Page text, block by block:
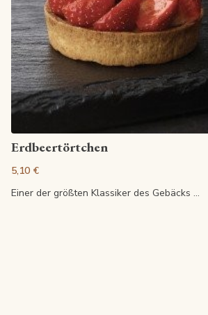
Erdbeertörtchen
5,10 €
Einer der größten Klassiker des Gebäcks ...